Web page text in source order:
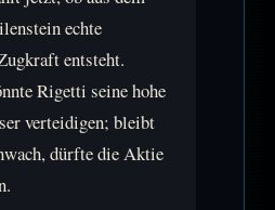
echte
entsteht.
Rigetti seine hohe
verteidigen; bleibt
dürfte die Aktie